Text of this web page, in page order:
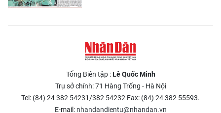
Tổng Biên tập :Lê Quốc Minh
Trụ sở chính: 71 Hàng Trống - Hà Nội
Tel: (84) 24 382 54231/382 54232 Fax: (84) 24 382 55593.
E-mail: nhandandientu@nhandan.vn